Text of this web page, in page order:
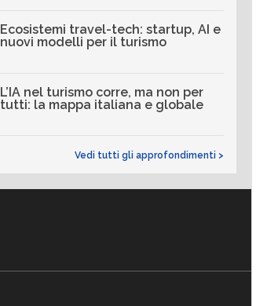
Ecosistemi travel-tech: startup, AI e
nuovi modelli per il turismo
L’IA nel turismo corre, ma non per
tutti: la mappa italiana e globale
Vedi tutti gli approfondimenti >